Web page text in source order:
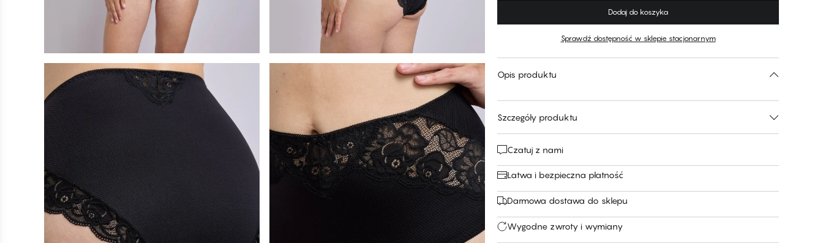
Dodaj do koszyka
Sprawdź dostępność w sklepie stacjonarnym
Opis produktu
Szczegóły produktu
Czatuj z nami
Łatwa i bezpieczna płatność
Darmowa dostawa do sklepu
Wygodne zwroty i wymiany